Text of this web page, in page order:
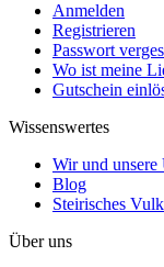
Anmelden
Registrieren
Passwort
Wo ist meine
Gutschein
Wissenswertes
Wir und
Blog
Steirisches
Über uns